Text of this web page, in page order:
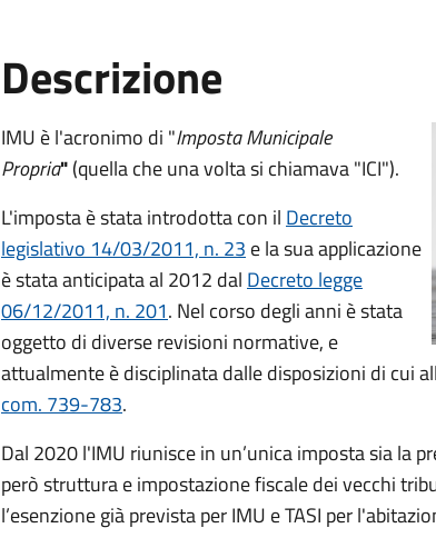
Descrizione
IMU è l'acronimo di "Imposta Municipale
Propria"(quella che una volta si chiamava "ICI").
L'imposta è stata introdotta con il Decreto
legislativo 14/03/2011, n. 23 e la sua applicazione
è stata anticipata al 2012 dal Decreto legge
06/12/2011, n. 201. Nel corso degli anni è stata
oggetto di diverse revisioni normative, e
attualmente è disciplinata dalle disposizioni di cui
com. 739-783.
Dal 2020 l'IMU riunisce in un’unica imposta sia la
però struttura e impostazione fiscale dei vecchi
l’esenzione già prevista per IMU e TASI per